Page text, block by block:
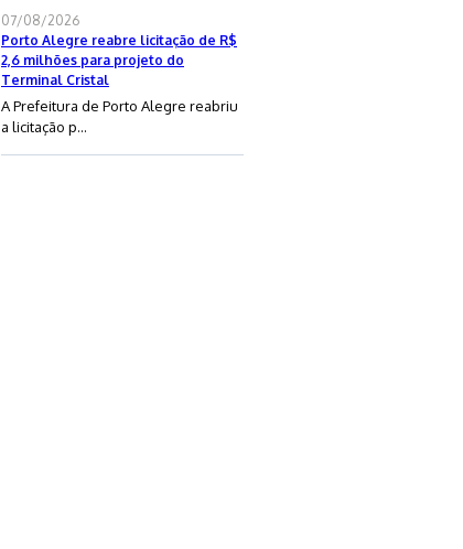
07/08/2026
Porto Alegre reabre licitação de R$
2,6 milhões para projeto do
Terminal Cristal
A Prefeitura de Porto Alegre reabriu
a licitação p...